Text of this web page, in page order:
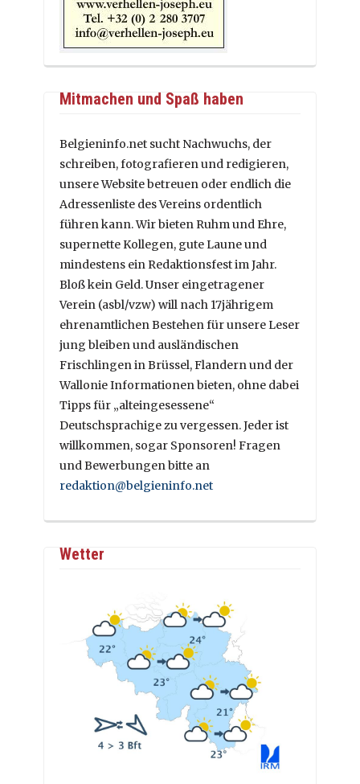
Mitmachen und Spaß haben
Belgieninfo.net sucht Nachwuchs, der
schreiben, fotografieren und redigieren,
unsere Website betreuen oder endlich die
Adressenliste des Vereins ordentlich
führen kann. Wir bieten Ruhm und Ehre,
supernette Kollegen, gute Laune und
mindestens ein Redaktionsfest im Jahr.
Bloß kein Geld. Unser eingetragener
Verein (asbl/vzw) will nach 17jährigem
ehrenamtlichen Bestehen für unsere Leser
jung bleiben und ausländischen
Frischlingen in Brüssel, Flandern und der
Wallonie Informationen bieten, ohne dabei
Tipps für „alteingesessene“
Deutschsprachige zu vergessen. Jeder ist
willkommen, sogar Sponsoren! Fragen
und Bewerbungen bitte an
redaktion@belgieninfo.net
Wetter